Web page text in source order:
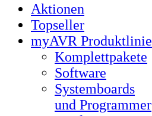
Aktionen
Topseller
myAVR Produktlinie
Komplettpakete
Software
Systemboards
und Programmer